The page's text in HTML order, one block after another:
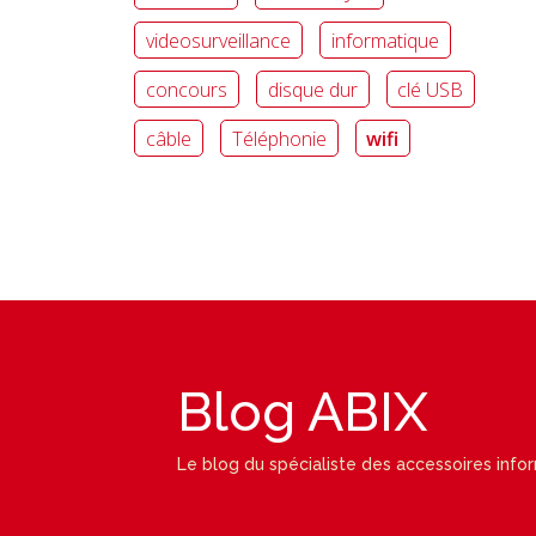
videosurveillance
informatique
concours
disque dur
clé USB
câble
Téléphonie wifi
Blog ABIX
Le blog du spécialiste des accessoires